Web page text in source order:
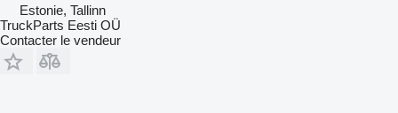
Estonie, Tallinn
TruckParts Eesti OÜ
Contacter le vendeur